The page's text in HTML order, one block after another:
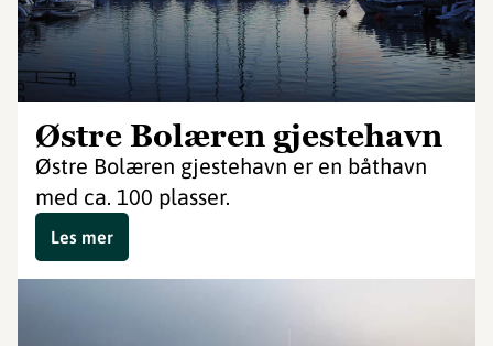
Østre Bolæren gjestehavn
Østre Bolæren gjestehavn er en båthavn
med ca. 100 plasser.
Les mer